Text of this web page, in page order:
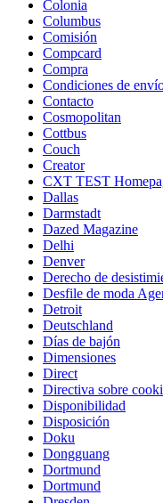
Colonia
Columbus
Comisión
Compcard
Compra
Condiciones de
Contacto
Cosmopolitan
Cottbus
Couch
Creator
CXT TEST
Dallas
Darmstadt
Dazed Magazine
Delhi
Denver
Derecho de
Desfile de moda
Detroit
Deutschland
Días de bajón
Dimensiones
Direct
Directiva sobre
Disponibilidad
Disposición
Doku
Dongguang
Dortmund
Dortmund